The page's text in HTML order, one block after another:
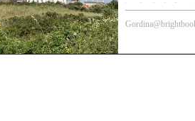
beschreibt die Juist-
die viele Jahre auf
auch ihre Kindheit
die Nordseeinsel.
eigenen